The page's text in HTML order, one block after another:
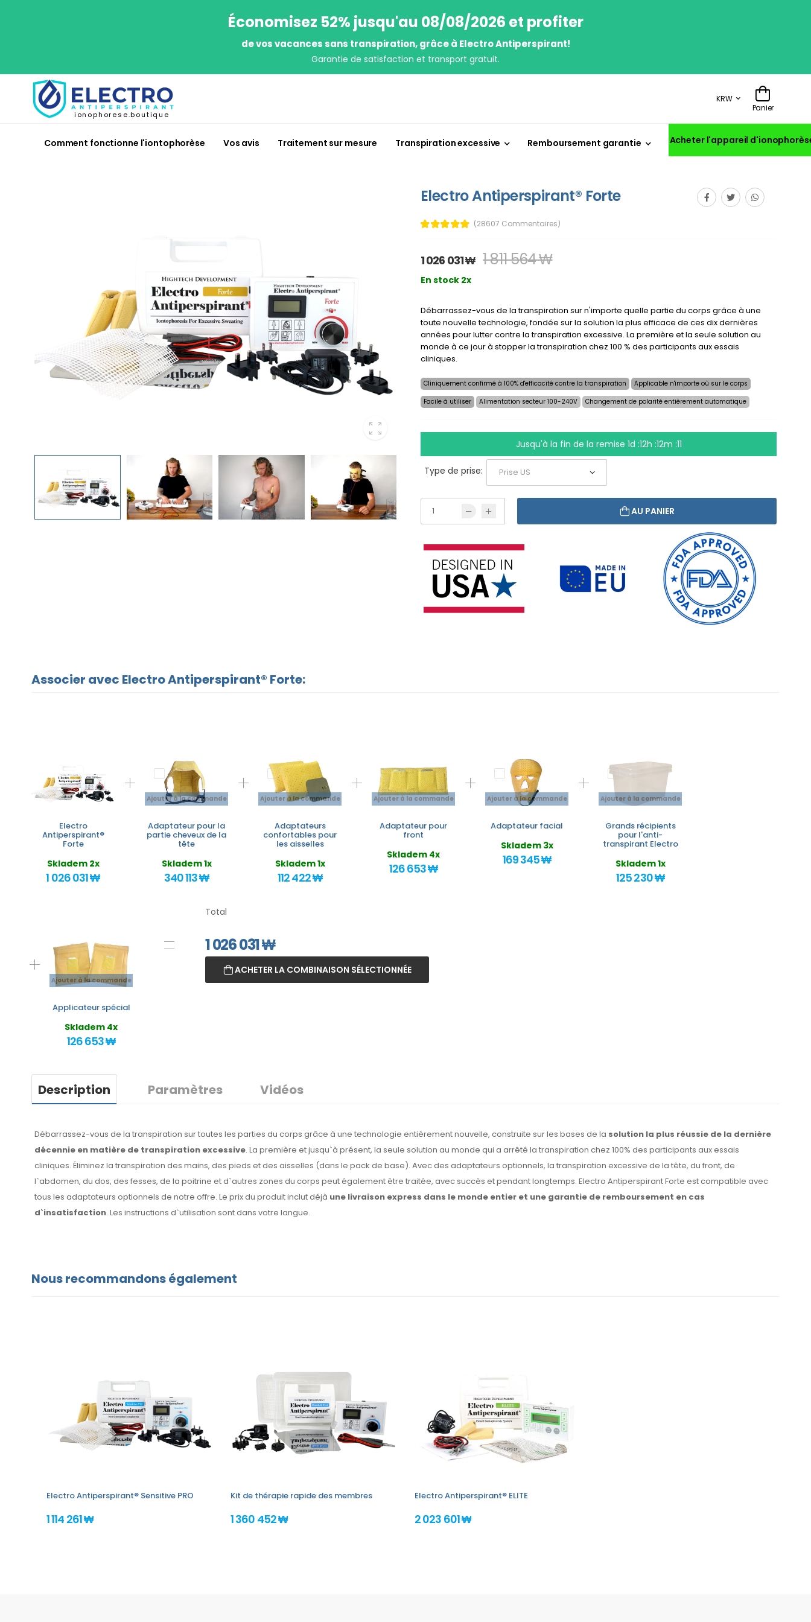
Économisez 52% jusqu'au 08/08/2026 et profiter
de vos vacances sans transpiration, grâce à Electro Antiperspirant!
Garantie de satisfaction et transport gratuit.
ionophorese.boutique
KRW
Panier
Comment fonctionne l'iontophorèse Vos avis Traitement sur mesure Transpiration excessive Remboursement garantie Acheter l'appareil
Electro Antiperspirant® Forte
(28607 Commentaires)
1 026 031 ₩ 1 811 564 ₩
En stock 2x
Débarrassez-vous de la transpiration sur n'importe quelle partie du corps grâce à une
toute nouvelle technologie, fondée sur la solution la plus efficace de ces dix dernières
années pour lutter contre la transpiration excessive. La première et la seule solution au
monde à ce jour à stopper la transpiration chez 100 % des participants aux essais
cliniques.
Cliniquement confirmé à 100% d'efficacité contre la transpiration
Applicable n'importe où sur le corps
Facile à utiliser
Alimentation secteur 100-240V Changement de polarité entièrement automatique
Jusqu'à la fin de la remise 1d :12h :12m :10
Type de prise:
AU PANIER
Associer avec Electro Antiperspirant® Forte:
Electro
Antiperspirant®
Forte
Skladem 2x
1 026 031 ₩
Ajouter à la commande
Adaptateur pour la
partie cheveux de la
tête
Skladem 1x
340 113 ₩
Ajouter à la commande
Adaptateurs
confortables pour
les aisselles
Skladem 1x
112 422 ₩
Ajouter à la commande
Adaptateur pour
front
Skladem 4x
126 653 ₩
Ajouter à la commande
Adaptateur facial
Skladem 3x
169 345 ₩
Ajouter à la commande
Grands récipients
pour l'anti-
transpirant Electro
Skladem 1x
125 230 ₩
Ajouter à la commande
Applicateur spécial
Skladem 4x
126 653 ₩
Total
1 026 031₩
ACHETER LA COMBINAISON SÉLECTIONNÉE
Description Paramètres Vidéos
Débarrassez-vous de la transpiration sur toutes les parties du corps grâce à une technologie entièrement nouvelle, construite sur les bases de la solution la plus réussie de la dernière
décennie en matière de transpiration excessive. La première et jusqu`à présent, la seule solution au monde qui a arrêté la transpiration chez 100% des participants aux essais
cliniques. Éliminez la transpiration des mains, des pieds et des aisselles (dans le pack de base). Avec des adaptateurs optionnels, la transpiration excessive de la tête, du front, de
l`abdomen, du dos, des fesses, de la poitrine et d`autres zones du corps peut également être traitée, avec succès et pendant longtemps. Electro Antiperspirant Forte est compatible avec
tous les adaptateurs optionnels de notre offre. Le prix du produit inclut déjà une livraison express dans le monde entier et une garantie de remboursement en cas
d`insatisfaction. Les instructions d`utilisation sont dans votre langue.
Nous recommandons également
Electro Antiperspirant® Sensitive PRO
1 114 261 ₩
Kit de thérapie rapide des membres
1 360 452 ₩
Electro Antiperspirant® ELITE
2 023 601 ₩